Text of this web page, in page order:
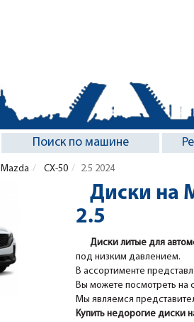
Поиск по машине
Mazda CX-50 2.5 2024
Диски на
2.5
Диски литые для
под низким давлением.
В ассортименте
Вы можете посмотреть на
Мы являемся
Купить недорогие диски